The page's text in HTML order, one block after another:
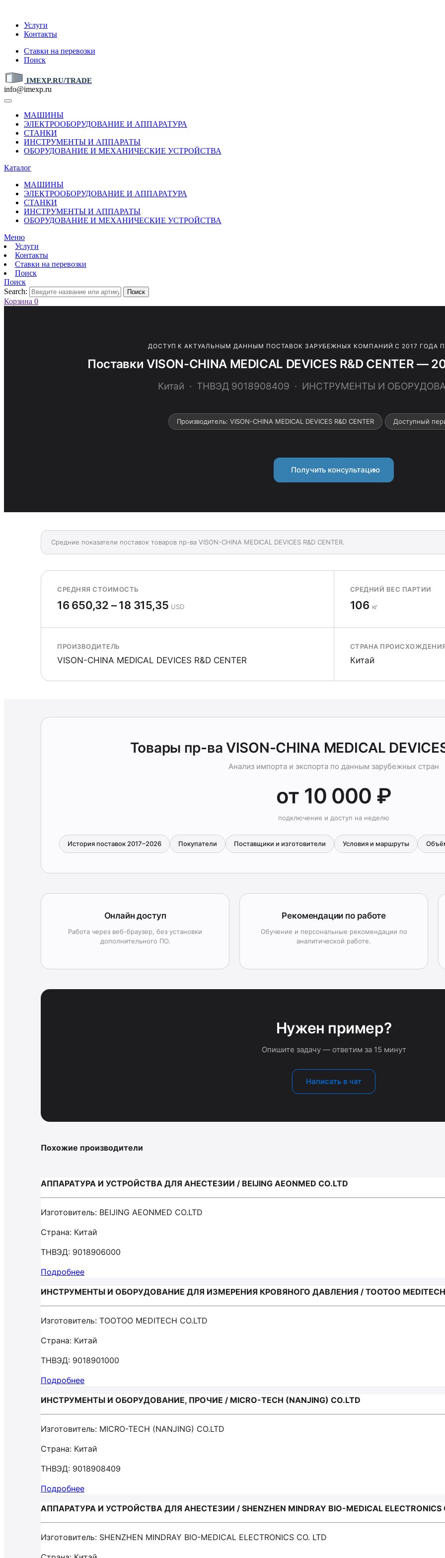
Услуги
Контакты
Ставки на перевозки
Поиск
IMEXP.RU/TRADE
info@imexp.ru
МАШИНЫ
ЭЛЕКТРООБОРУДОВАНИЕ И АППАРАТУРА
СТАНКИ
ИНСТРУМЕНТЫ И АППАРАТЫ
ОБОРУДОВАНИЕ И МЕХАНИЧЕСКИЕ УСТРОЙСТВА
Каталог
МАШИНЫ
ЭЛЕКТРООБОРУДОВАНИЕ И АППАРАТУРА
СТАНКИ
ИНСТРУМЕНТЫ И АППАРАТЫ
ОБОРУДОВАНИЕ И МЕХАНИЧЕСКИЕ УСТРОЙСТВА
Меню
Услуги
Контакты
Ставки на перевозки
Поиск
Поиск
Search:
Поиск
Корзина 0
ДОСТУП К АКТУАЛЬНЫМ ДАННЫМ ПОСТАВОК ЗАРУБЕЖНЫХ КОМПАНИЙ С 2017 ГОДА
Поставки VISON-CHINA MEDICAL DEVICES R&D CENTER —
Китай · ТНВЭД 9018908409 · ИНСТРУМЕНТЫ И
Производитель: VISON-CHINA MEDICAL DEVICES R&D CENTER Доступный
Получить консультацию
Средние показатели поставок товаров пр-ва VISON-CHINA MEDICAL DEVICES R&D CENTER.
СРЕДНЯЯ СТОИМОСТЬ
16 650,32 – 18 315,35 USD
СРЕДНИЙ ВЕС ПАРТИИ
106 кг
ПРОИЗВОДИТЕЛЬ
VISON-CHINA MEDICAL DEVICES R&D CENTER
СТРАНА
Китай
Товары пр-ва VISON-CHINA MEDICAL
Анализ импорта и экспорта по данным зарубежных стран
от 10 000 ₽
подключение и доступ на неделю
История поставок 2017–2026 Покупатели Поставщики и изготовители Условия и маршруты
Онлайн доступ
Работа через веб-браузер, без установки
дополнительного ПО.
Рекомендации по работе
Обучение и персональные рекомендации по
аналитической работе.
Нужен пример?
Опишите задачу — ответим за 15 минут
Написать в чат
Похожие производители
АППАРАТУРА И УСТРОЙСТВА ДЛЯ АНЕСТЕЗИИ / BEIJING AEONMED CO.LTD
Изготовитель: BEIJING AEONMED CO.LTD
Страна: Китай
ТНВЭД: 9018906000
Подробнее
ИНСТРУМЕНТЫ И ОБОРУДОВАНИЕ ДЛЯ ИЗМЕРЕНИЯ КРОВЯНОГО ДАВЛЕНИЯ / TOOTOO MEDITECH
Изготовитель: TOOTOO MEDITECH CO.LTD
Страна: Китай
ТНВЭД: 9018901000
Подробнее
ИНСТРУМЕНТЫ И ОБОРУДОВАНИЕ, ПРОЧИЕ / MICRO-TECH (NANJING) CO.LTD
Изготовитель: MICRO-TECH (NANJING) CO.LTD
Страна: Китай
ТНВЭД: 9018908409
Подробнее
АППАРАТУРА И УСТРОЙСТВА ДЛЯ АНЕСТЕЗИИ / SHENZHEN MINDRAY BIO-MEDICAL ELECTRONICS
Изготовитель: SHENZHEN MINDRAY BIO-MEDICAL ELECTRONICS CO. LTD